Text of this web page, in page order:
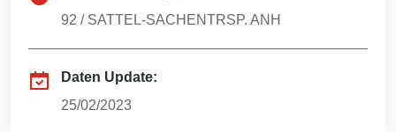
92 / SATTEL-SACHENTRSP. ANH
Daten Update:
25/02/2023